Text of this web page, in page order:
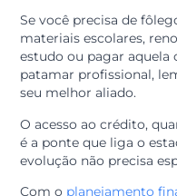
negociação
muito;
Avalie o custo
pagamento
tranquilidade,